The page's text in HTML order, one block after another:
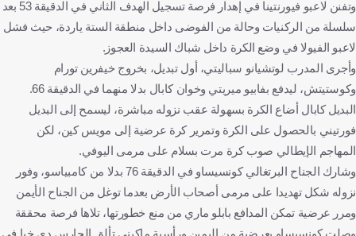
وتفنن لاعبو فيورنتينا في إهدار فرصة تسجيل الهدف الثاني في الدقيقة 53 بعد
سلسلة من الركنيات وحالة من الفوضى داخل منطقة الستة ياردة، حيث فشل
لاعبو الفيولا في وضع الكرة داخل شباك السيدة العجوز.
وأجرى المدرب لوتشيانو سباليتي، أول تبديل، بخروج خيفرين تورام
وكوستيتش، ليدفع بفابيو ميريتي وخوان كابال بدلا منهما في الدقيقة 66.
البديل كابال أضاع الكرة بسهولة عقب نزوله مباشرة، ليسمح إلى البديل
فورتيني بالحصول على الكرة وتمرير كرة عرضية إلى مويس كين، لكن
المهاجم الإيطالي صوب كرة مرت بسلام على مرمى اليوفي.
وشارك الجناح البرتغالي كونسيساو في الدقيقة 76 بدلا من كامبياسو، وفور
نزوله شكل تهديدا على مرمى أصحاب الأرض بعدما توغل من الجناح الأيمن
ومرر عرضية تمكن المدافع بابلو ماري من منع خطورتها، تلاها فرصة محققة
وصلت كونسيساو بعرضية من اليمين ورأسية ماكيني تألق الحارس دي خيا في